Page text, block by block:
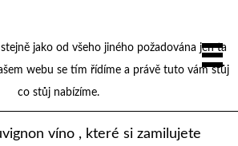
jako od všeho jiného požadována jen ta
webu se tím řídíme a právě tuto vám stůj
co stůj nabízíme.
víno , které si zamilujete